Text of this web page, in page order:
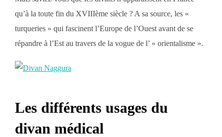
qu’à la toute fin du XVIIIème siècle ? A sa source, les «
turqueries » qui fascinent l’Europe de l’Ouest avant de se
répandre à l’Est au travers de la vogue de l’ « orientalisme ».
Les différents usages du
divan médical